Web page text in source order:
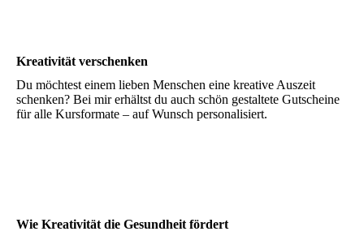
Kreativität verschenken
Du möchtest einem lieben Menschen eine kreative Auszeit
schenken? Bei mir erhältst du auch schön gestaltete Gutscheine
für alle Kursformate – auf Wunsch personalisiert.
Wie Kreativität die Gesundheit fördert